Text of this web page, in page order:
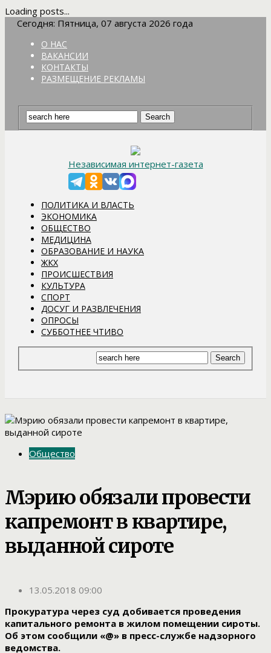
Loading posts...
Сегодня: Пятница, 07 августа 2026 года
О НАС
ВАКАНСИИ
КОНТАКТЫ
РАЗМЕЩЕНИЕ РЕКЛАМЫ
Независимая интернет-газета
ПОЛИТИКА И ВЛАСТЬ
ЭКОНОМИКА
ОБЩЕСТВО
МЕДИЦИНА
ОБРАЗОВАНИЕ И НАУКА
ЖКХ
ПРОИСШЕСТВИЯ
КУЛЬТУРА
СПОРТ
ДОСУГ И РАЗВЛЕЧЕНИЯ
ОПРОСЫ
СУББОТНЕЕ ЧТИВО
Общество
Мэрию обязали провести
капремонт в квартире,
выданной сироте
13.05.2018 09:00
Прокуратура через суд добивается проведения
капитального ремонта в жилом помещении сироты.
Об этом сообщили «@» в пресс-службе надзорного
ведомства.